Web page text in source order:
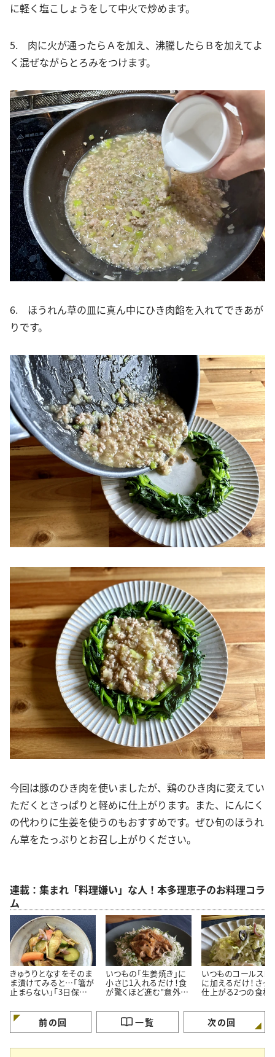
に軽く塩こしょうをして中火で炒めます。
5. 肉に火が通ったらＡを加え、沸騰したらＢを加えてよ
く混ぜながらとろみをつけます。
6. ほうれん草の皿に真ん中にひき肉餡を入れてできあが
りです。
今回は豚のひき肉を使いましたが、鶏のひき肉に変えてい
ただくとさっぱりと軽めに仕上がります。また、にんにく
の代わりに生姜を使うのもおすすめです。ぜひ旬のほうれ
ん草をたっぷりとお召し上がりください。
連載：集まれ「料理嫌い」な人！本多理恵子のお料理コラ
ム
きゅうりとなすをそのま
ま漬けてみると…「箸が
止まらない」「3日保存で
いつもの「生姜焼き」に
小さじ1入れるだけ！食
が驚くほど進む"意外な
いつものコールスロ
に加えるだけ！さっ
仕上がる2つの食材
前の回 一覧 次の回